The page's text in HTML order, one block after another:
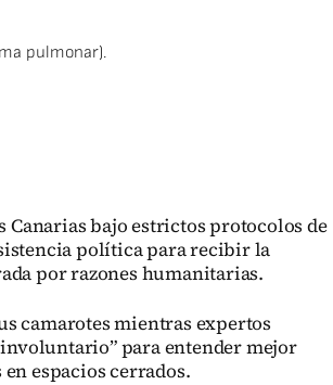
pulmonar).
Canarias bajo estrictos protocolos de
política para recibir la
por razones humanitarias.
camarotes mientras expertos
para entender mejor
espacios cerrados.